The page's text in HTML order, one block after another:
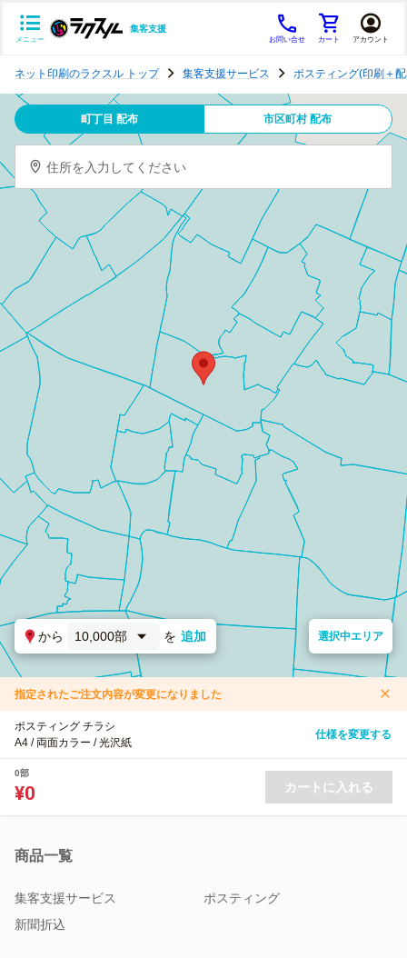
メニュー
集客支援
お問い合せ カート アカウント
テ
ン
グ
ネット印刷のラクスル トップ 集客支援サービス ポスティング(印刷＋
町丁目 配布 市区町村 配布
住所を入力してください
から 10,000部 を 追加 選択中エリア
指定されたご注文内容が変更になりました
ポスティング チラシ
A4 / 両面カラー / 光沢紙
仕様を変更する
0部
¥0 カートに入れる
商品一覧
集客支援サービス
ポスティング
新聞折込